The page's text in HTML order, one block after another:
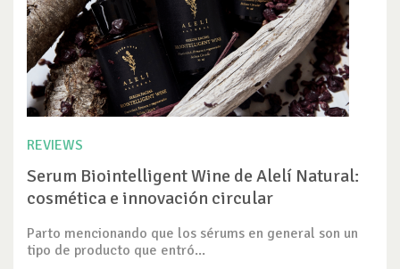
REVIEWS
Serum Biointelligent Wine de Alelí Natural:
cosmética e innovación circular
Parto mencionando que los sérums en general son un
tipo de producto que entró...